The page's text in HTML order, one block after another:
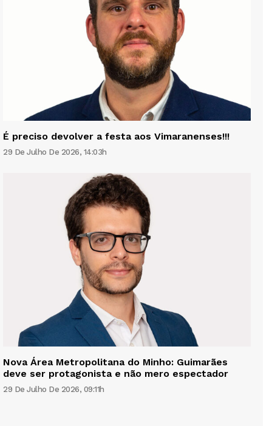
É preciso devolver a festa aos Vimaranenses!!!
29 De Julho De 2026, 14:03h
Nova Área Metropolitana do Minho: Guimarães
deve ser protagonista e não mero espectador
29 De Julho De 2026, 09:11h